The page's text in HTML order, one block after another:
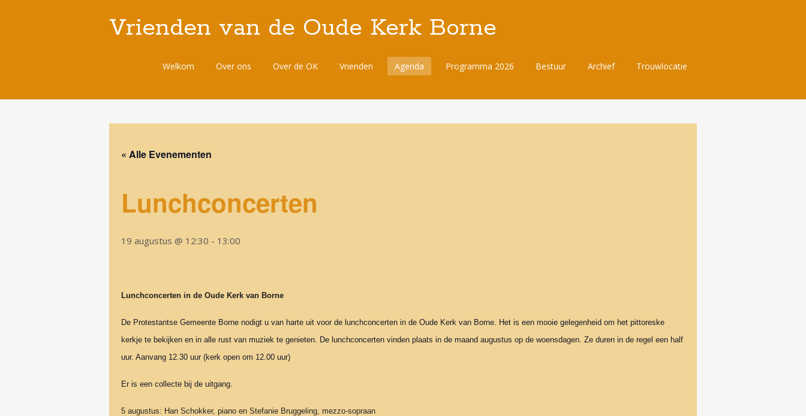
Vrienden van de Oude Kerk Borne
Spring
Welkom Over ons Over de OK Vrienden Agenda Programma 2026 Bestuur Archief Trouwlocatie
« Alle Evenementen
Lunchconcerten
19 augustus @ 12:30 - 13:00
Lunchconcerten in de Oude Kerk van Borne
De Protestantse Gemeente Borne nodigt u van harte uit voor de lunchconcerten in de Oude Kerk van Borne. Het is een mooie gelegenheid om het pittoreske
kerkje te bekijken en in alle rust van muziek te genieten. De lunchconcerten vinden plaats in de maand augustus op de woensdagen. Ze duren in de regel een half
uur. Aanvang 12.30 uur (kerk open om 12.00 uur)
Er is een collecte bij de uitgang.
5 augustus: Han Schokker, piano en Stefanie Bruggeling, mezzo-sopraan